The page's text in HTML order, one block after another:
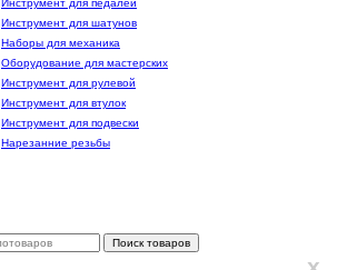
Инструмент для педалей
Инструмент для шатунов
Наборы для механика
Оборудование для мастерских
Инструмент для рулевой
Инструмент для втулок
Инструмент для подвески
Нарезанние резьбы
Поиск товаров